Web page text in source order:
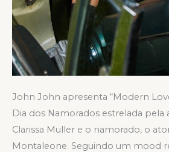
John John apresenta “Modern
Dia dos Namorados estrelada pela
Clarissa Muller e o namorado, o
Montaleone. Seguindo um mood